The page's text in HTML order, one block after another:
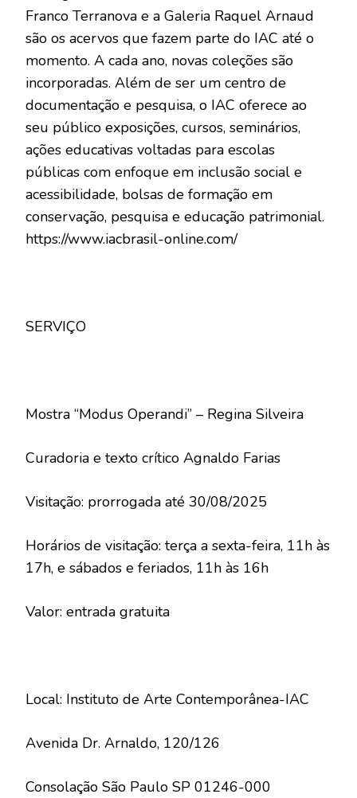
Franco Terranova e a Galeria Raquel Arnaud
são os acervos que fazem parte do IAC até o
momento. A cada ano, novas coleções são
incorporadas. Além de ser um centro de
documentação e pesquisa, o IAC oferece ao
seu público exposições, cursos, seminários,
ações educativas voltadas para escolas
públicas com enfoque em inclusão social e
acessibilidade, bolsas de formação em
conservação, pesquisa e educação patrimonial.
https://www.iacbrasil-online.com/
SERVIÇO
Mostra “Modus Operandi” – Regina Silveira
Curadoria e texto crítico Agnaldo Farias
Visitação: prorrogada até 30/08/2025
Horários de visitação: terça a sexta-feira, 11h às
17h, e sábados e feriados, 11h às 16h
Valor: entrada gratuita
Local: Instituto de Arte Contemporânea-IAC
Avenida Dr. Arnaldo, 120/126
Consolação São Paulo SP 01246-000